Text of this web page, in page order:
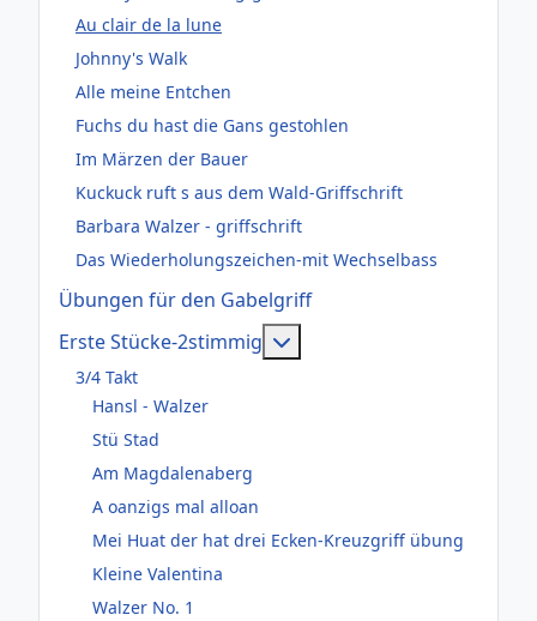
Au clair de la lune
Johnny's Walk
Alle meine Entchen
Fuchs du hast die Gans gestohlen
Im Märzen der Bauer
Kuckuck ruft s aus dem Wald-Griffschrift
Barbara Walzer - griffschrift
Das Wiederholungszeichen-mit Wechselbass
Übungen für den Gabelgriff
Erste Stücke-2stimmig
3/4 Takt
Hansl - Walzer
Stü Stad
Am Magdalenaberg
A oanzigs mal alloan
Mei Huat der hat drei Ecken-Kreuzgriff übung
Kleine Valentina
Walzer No. 1